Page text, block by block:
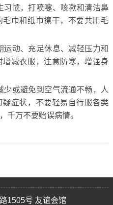
习惯，打喷嚏、咳嗽和清洁鼻
巾和纸巾擦干，不要共用毛
运动、充足休息、减轻压力和
减衣服，注意防寒，增强身
少或避免到空气流通不畅，人
症状，不要轻易自行服各类
千万不要贻误病情。
1505号 友谊会馆